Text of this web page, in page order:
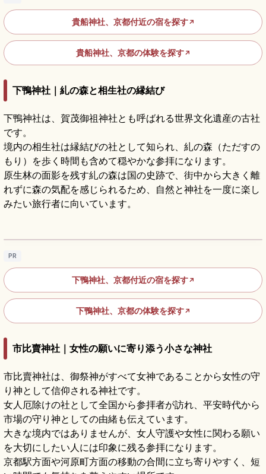
貴船神社、京都付近の宿を探す↗
貴船神社、京都の体験を探す↗
下鴨神社｜糺の森と相生社の縁結び
下鴨神社は、賀茂御祖神社とも呼ばれる世界文化遺産の古社
です。
境内の相生社は縁結びの社として知られ、糺の森（ただすの
もり）を歩く時間も含めて穏やかな参拝になります。
原生林の面影を残す糺の森は国の史跡で、街中から大きく離
れずに森の気配を感じられるため、自然と神社を一度に楽し
みたい旅行者に向いています。
下鴨神社の見どころ｜糺の森・楼門・世界遺
PR
下鴨神社、京都付近の宿を探す↗
下鴨神社、京都の体験を探す↗
市比賣神社｜女性の願いに寄り添う小さな神社
市比賣神社は、御祭神がすべて女神であることから女性の守
り神として信仰される神社です。
女人厄除けの社として全国から参拝者が訪れ、平安時代から
市場の守り神としての由緒も伝えています。
大きな境内ではありませんが、女人守護や女性に関わる願い
を大切にしたい人には印象に残る参拝になります。
京都駅方面や河原町方面の移動の合間に立ち寄りやすく、短